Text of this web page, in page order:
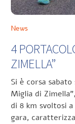
News
4
ZIMELLA”
Si è corsa
Miglia di
di 8 km svoltosi
gara,